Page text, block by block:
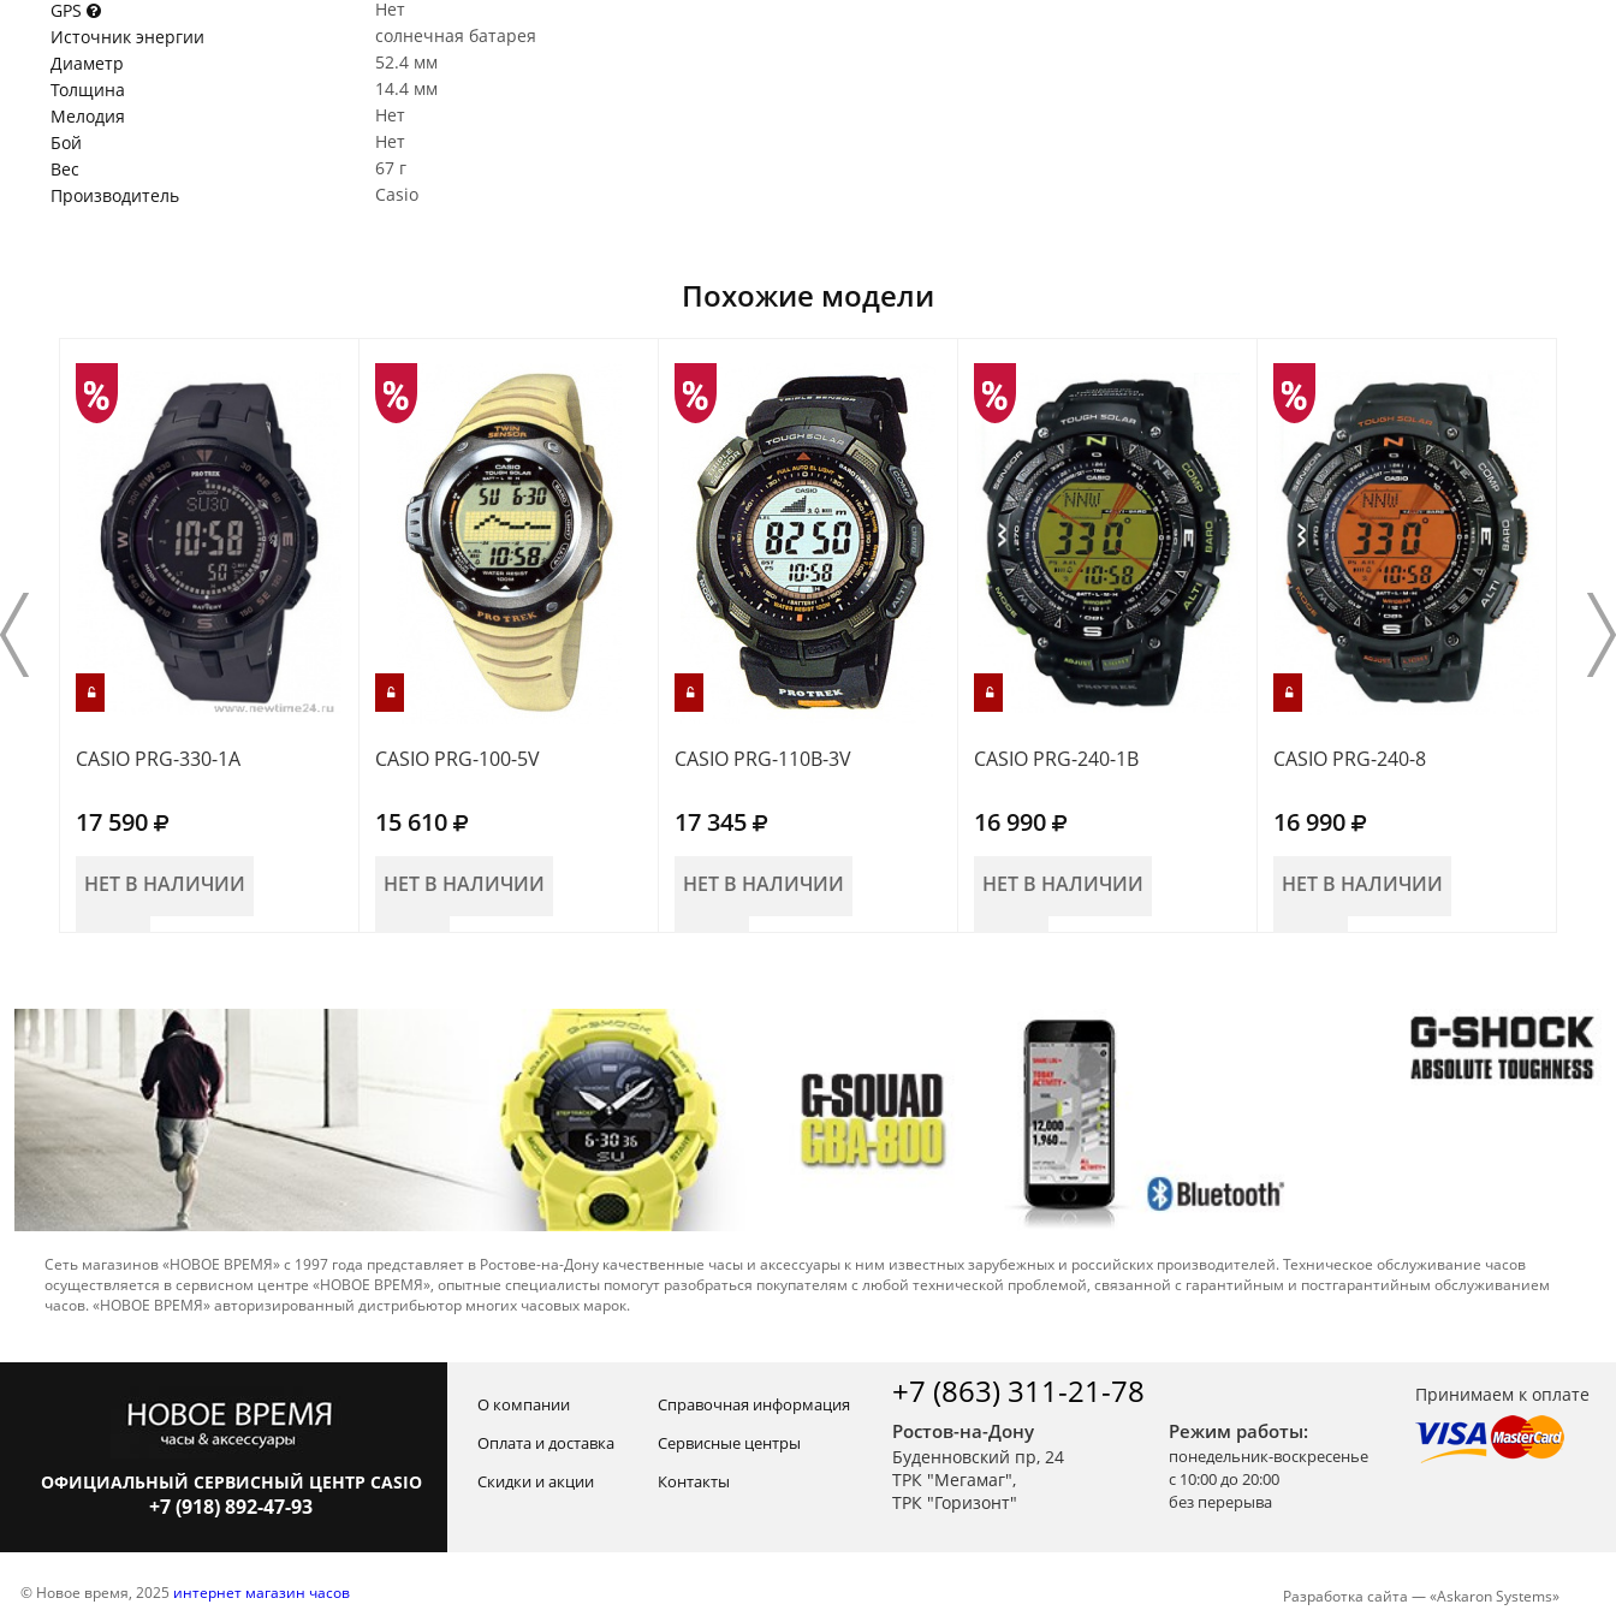
GPS
Нет
Источник энергии
солнечная батарея
Диаметр
52.4 мм
Толщина
14.4 мм
Мелодия
Нет
Бой
Нет
Вес
67 г
Производитель
Casio
Похожие модели
CASIO PRG-330-1A
17 590
НЕТ В НАЛИЧИИ
CASIO PRG-100-5V
15 610
НЕТ В НАЛИЧИИ
CASIO PRG-110B-3V
17 345
НЕТ В НАЛИЧИИ
CASIO PRG-240-1B
16 990
НЕТ В НАЛИЧИИ
CASIO PRG-240-8
16 990
НЕТ В НАЛИЧИИ
Сеть магазинов «НОВОЕ ВРЕМЯ» с 1997 года представляет в Ростове-на-Дону качественные часы и аксессуары к ним известных зарубежных и российских производителей. Техническое обслуживание часов
осуществляется в сервисном центре «НОВОЕ ВРЕМЯ», опытные специалисты помогут разобраться покупателям с любой технической проблемой, связанной с гарантийным и постгарантийным обслуживанием
часов. «НОВОЕ ВРЕМЯ» авторизированный дистрибьютор многих часовых марок.
ОФИЦИАЛЬНЫЙ СЕРВИСНЫЙ ЦЕНТР CASIO
+7 (918) 892-47-93
О компании
Оплата и доставка
Скидки и акции
Справочная информация
Сервисные центры
Контакты
+7 (863) 311-21-78
Режим работы:
понедельник-воскресенье
с 10:00 до 20:00
без перерыва
Ростов-на-Дону
Буденновский пр, 24
ТРК "Мегамаг",
ТРК "Горизонт"
Принимаем к оплате
© Новое время, 2025 интернет магазин часов Разработка сайта —«Askaron Systems»